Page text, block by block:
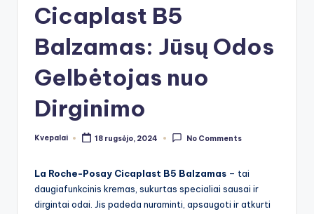
Cicaplast B5
Balzamas: Jūsų Odos
Gelbėtojas nuo
Dirginimo
Posted
Kvepalai 18 rugsėjo, 2024 No Comments
La Roche-Posay Cicaplast B5 Balzamas – tai
daugiafunkcinis kremas, sukurtas specialiai sausai ir
dirgintai odai. Jis padeda nuraminti, apsaugoti ir atkurti